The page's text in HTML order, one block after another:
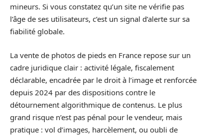
mineurs. Si vous constatez qu’un site ne vérifie pas
l’âge de ses utilisateurs, c’est un signal d’alerte sur sa
fiabilité globale.
La vente de photos de pieds en France repose sur un
cadre juridique clair : activité légale, fiscalement
déclarable, encadrée par le droit à l’image et renforcée
depuis 2024 par des dispositions contre le
détournement algorithmique de contenus. Le plus
grand risque n’est pas pénal pour le vendeur, mais
pratique : vol d’images, harcèlement, ou oubli de